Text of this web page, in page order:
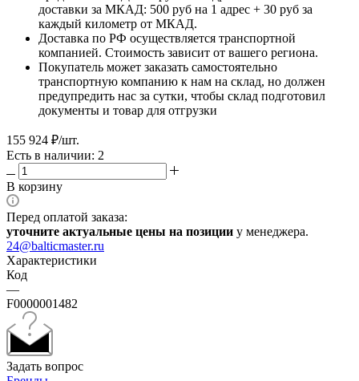
доставки за МКАД: 500 руб на 1 адрес + 30 руб за
каждый километр от МКАД.
Доставка по РФ осуществляется транспортной
компанией. Стоимость зависит от вашего региона.
Покупатель может заказать самостоятельно
транспортную компанию к нам на склад, но должен
предупредить нас за сутки, чтобы склад подготовил
документы и товар для отгрузки
155 924 ₽/шт.
Есть в наличии: 2
В корзину
Перед оплатой заказа:
уточните актуальные цены на позиции у менеджера.
24@balticmaster.ru
Характеристики
Код
—
F0000001482
Задать вопрос